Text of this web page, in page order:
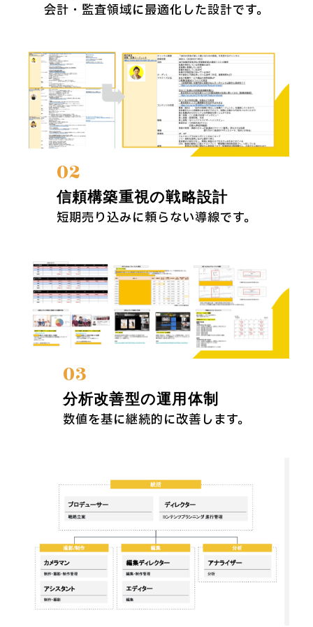
会計・監査領域に最適化した設計です。
02
信頼構築重視の戦略設計
短期売り込みに頼らない導線です。
03
分析改善型の運用体制
数値を基に継続的に改善します。